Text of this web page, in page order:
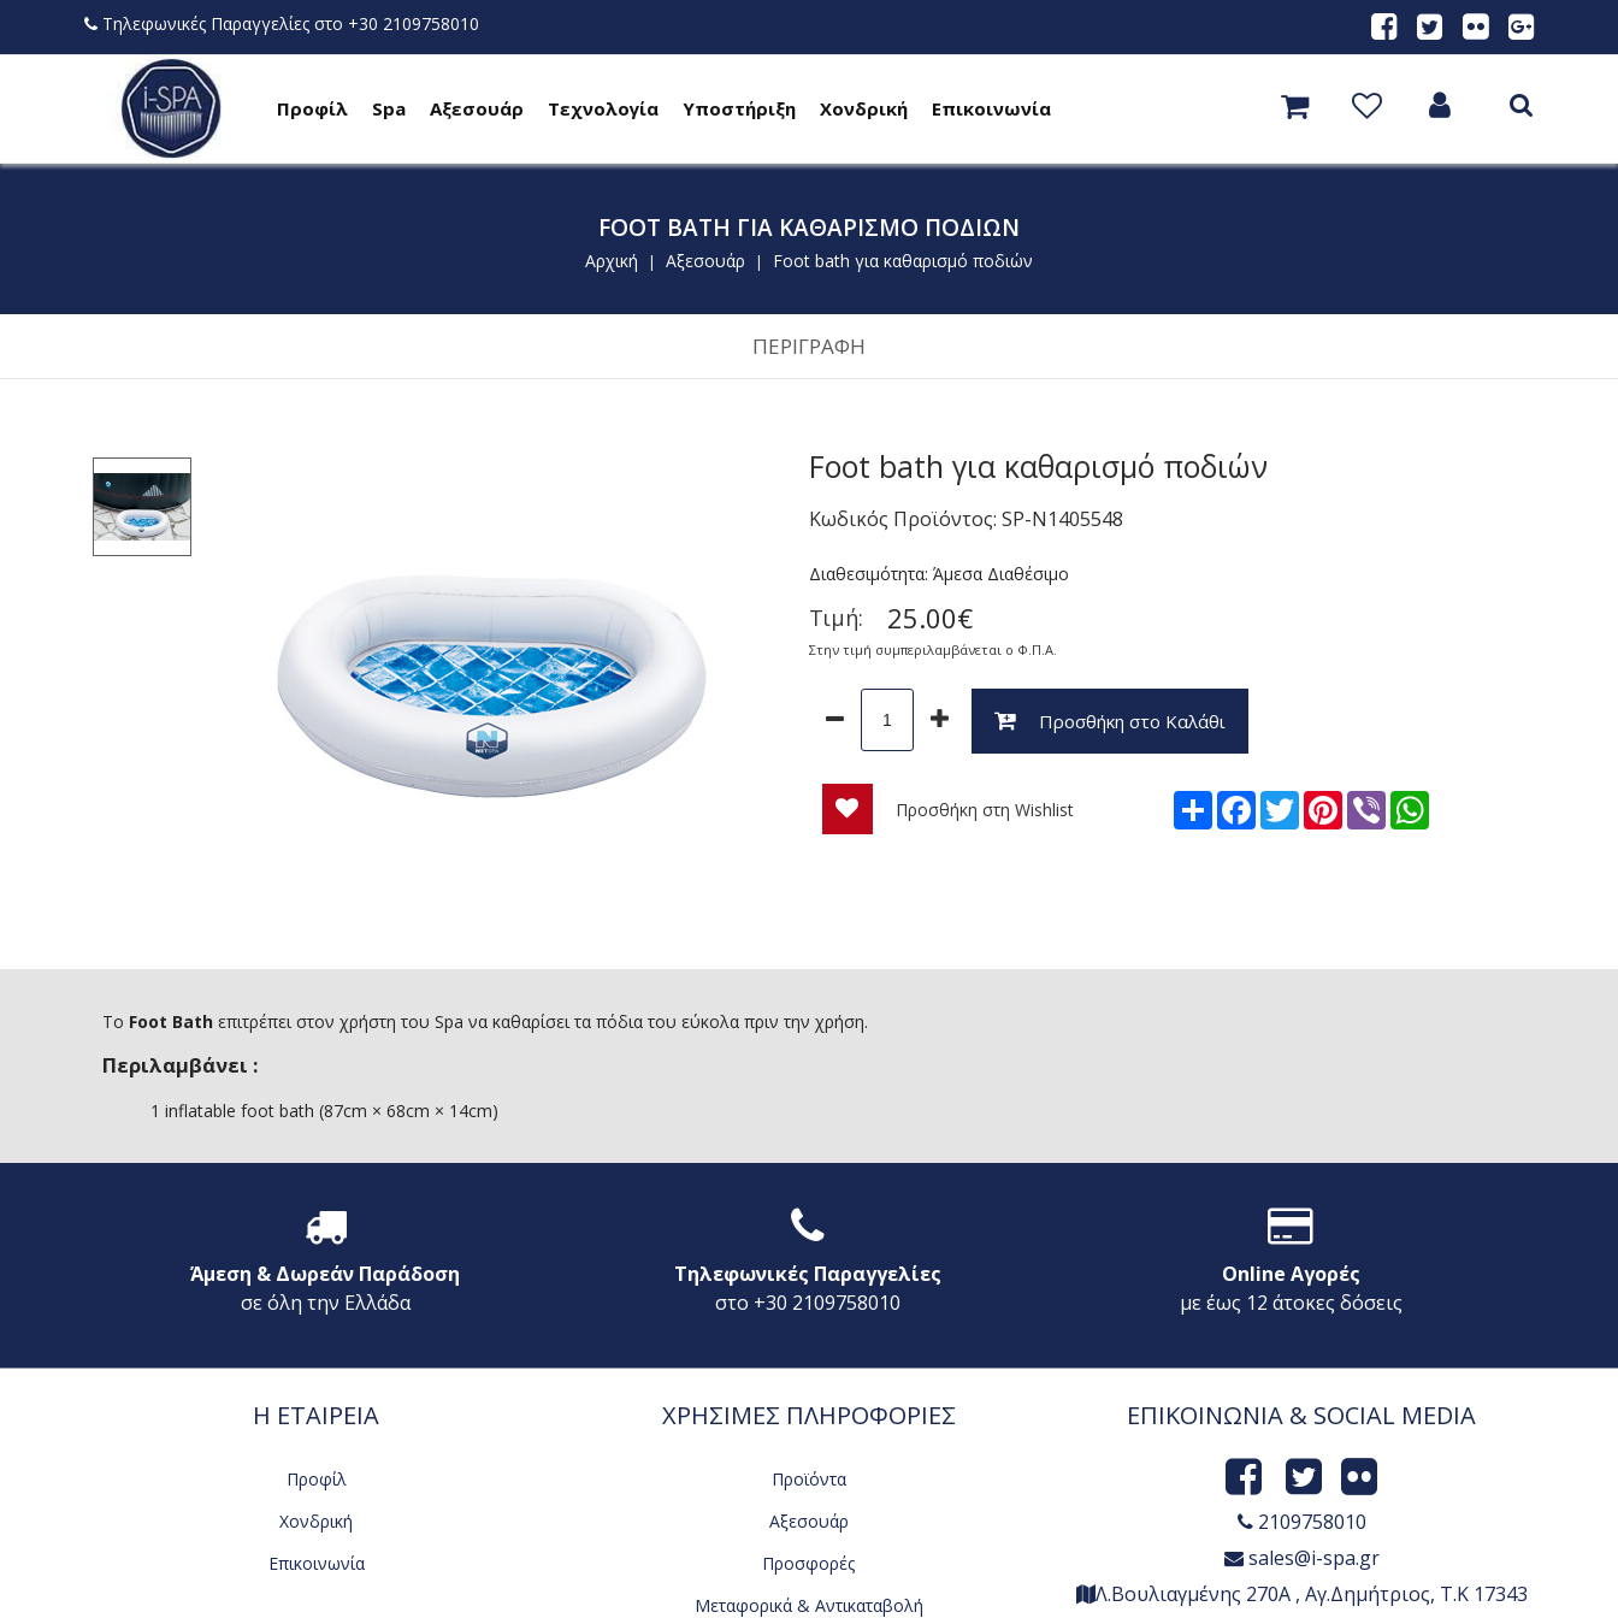
Προφίλ Spa Αξεσουάρ Τεχνολογία Υποστήριξη Χονδρική Επικοινωνία
FOOT BATH ΓΙΑ ΚΑΘΑΡΙΣΜΌ ΠΟΔΙΏΝ
Αρχική | Αξεσουάρ | Foot bath για καθαρισμό ποδιών
ΠΕΡΙΓΡΑΦΗ
Foot bath για καθαρισμό ποδιών
Κωδικός Προϊόντος: SP-N1405548
Διαθεσιμότητα: Άμεσα Διαθέσιμο
Τιμή: 25.00€
Στην τιμή συμπεριλαμβάνεται ο Φ.Π.Α.
Προσθήκη στο Καλάθι
Προσθήκη στη Wishlist Share Facebook
TwitterPinterest
Viber
Το Foot Bath επιτρέπει στον χρήστη του Spa να καθαρίσει τα πόδια του εύκολα πριν την χρήση.
Περιλαμβάνει :
1 inflatable foot bath (87cm × 68cm × 14cm)
Άμεση & Δωρεάν Παράδοση
σε όλη την Ελλάδα
Τηλεφωνικές Παραγγελίες
στο +30 2109758010
Online Αγορές
με έως 12 άτοκες δόσεις
Η ΕΤΑΙΡΕΙΑ
Προφίλ
Χονδρική
Επικοινωνία
ΧΡΗΣΙΜΕΣ ΠΛΗΡΟΦΟΡΙΕΣ
Προϊόντα
Αξεσουάρ
Προσφορές
Μεταφορικά & Αντικαταβολή
ΕΠΙΚΟΙΝΩΝΙΑ & SOCIAL MEDIA
2109758010
sales@i-spa.gr
Λ.Βουλιαγμένης 270Α , Αγ.Δημήτριος, Τ.Κ 17343
Τηλεφωνικές Παραγγελίες στο +30 2109758010